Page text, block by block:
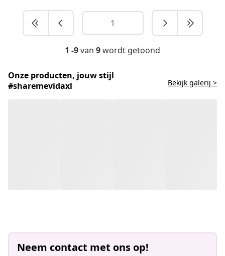
1 -9van 9wordt getoond
Onze producten, jouw stijl
#sharemevidaxl
Bekijk galerij >
Neem contact met ons op!